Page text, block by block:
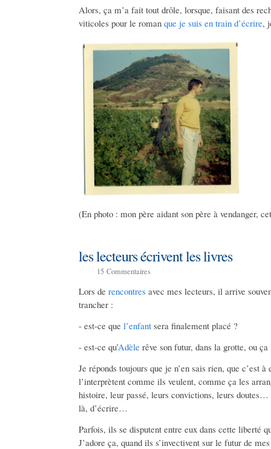
Alors, ça m’a fait tout drôle, lorsque, faisant des
viticoles pour le roman que je suis en train d’écrire,
(En photo : mon père aidant son père à vendanger,
les lecteurs écrivent les livres
15 Commentaires
Lors de rencontres avec mes lecteurs, il arrive
trancher :
- est-ce que l’enfant sera finalement placé ?
- est-ce qu’Adèle rêve son futur, dans la grotte, ou
Je réponds toujours que je n’en sais rien, que c’est
l’interprètent comme ils veulent, comme ça les
histoire, leur passé, leurs convictions, leurs doutes…
là, d’écrire…
Parfois, ils se disputent entre eux dans cette liberté
J’adore ça, quand ils s’invectivent sur le futur de